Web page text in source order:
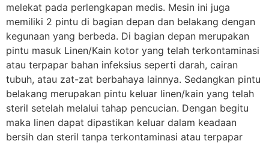
melekat pada perlengkapan medis. Mesin ini juga
memiliki 2 pintu di bagian depan dan belakang dengan
kegunaan yang berbeda. Di bagian depan merupakan
pintu masuk Linen/Kain kotor yang telah terkontaminasi
atau terpapar bahan infeksius seperti darah, cairan
tubuh, atau zat-zat berbahaya lainnya. Sedangkan pintu
belakang merupakan pintu keluar linen/kain yang telah
steril setelah melalui tahap pencucian. Dengan begitu
maka linen dapat dipastikan keluar dalam keadaan
bersih dan steril tanpa terkontaminasi atau terpapar